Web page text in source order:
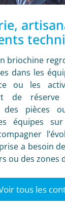
briochine
dans les
ou les
de
des pièces
équipes
a besoin
ou des zones
tous les